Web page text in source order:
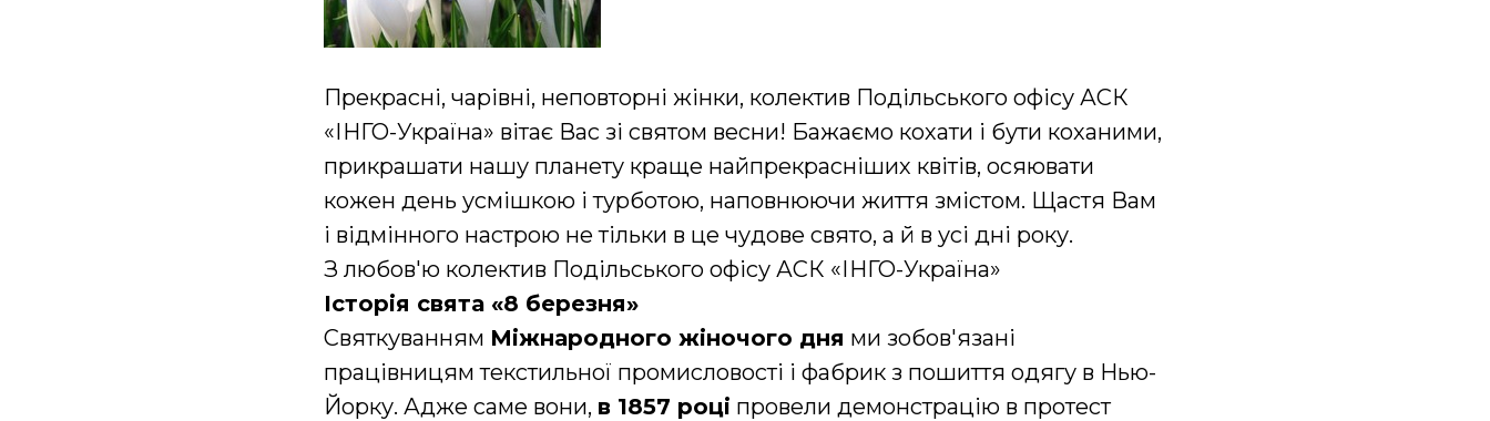
Прекрасні, чарівні, неповторні жінки, колектив Подільського офісу АСК
«ІНГО-Україна» вітає Вас зі святом весни! Бажаємо кохати і бути коханими,
прикрашати нашу планету краще найпрекрасніших квітів, осяювати
кожен день усмішкою і турботою, наповнюючи життя змістом. Щастя Вам
і відмінного настрою не тільки в це чудове свято, а й в усі дні року.
З любов'ю колектив Подільського офісу АСК «ІНГО-Україна»
Історія свята «8 березня»
Святкуванням Міжнародного жіночого дня ми зобов'язані
працівницям текстильної промисловості і фабрик з пошиття одягу в Нью-
Йорку. Адже саме вони, в 1857 році провели демонстрацію в протест